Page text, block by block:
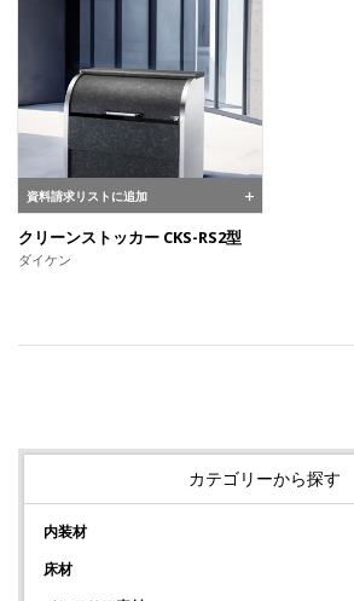
資料請求リストに追加
クリーンストッカー CKS-RS2型
ダイケン
カテゴリーから探す
内装材
床材